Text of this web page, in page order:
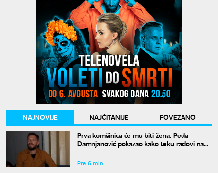
NAJNOVIJE NAJČITANIJE
POVEZANO
Prva komšinica će mu biti žena: Peđa
Damnjanović pokazao kako teku radovi na
suprugom
Pre 6 min